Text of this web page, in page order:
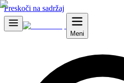
Preskoči na sadržaj
Meni